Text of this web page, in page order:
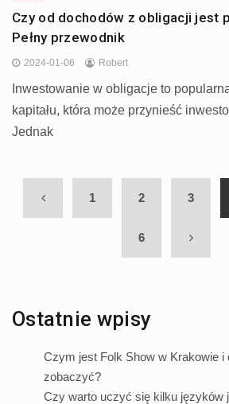
Czy od dochodów z obligacji jest
Pełny przewodnik
2024-01-06 Robert
Inwestowanie w obligacje to
kapitału, która może przynieść
Jednak
1 2 3
6
Ostatnie wpisy
Czym jest Folk Show w Krakowie i
zobaczyć?
Czy warto uczyć się kilku języków